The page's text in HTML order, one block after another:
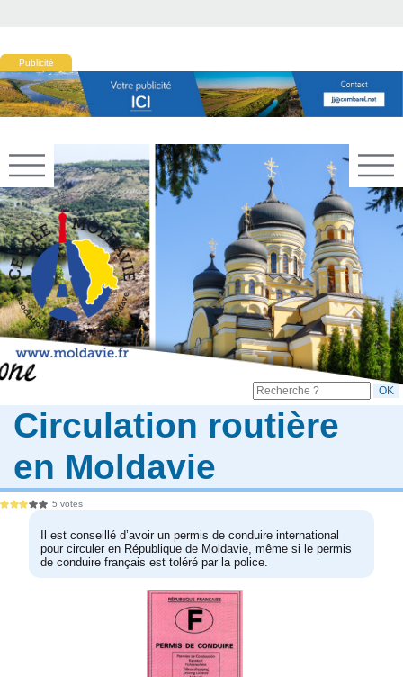
Publicité
Circulation routière
en Moldavie
5 votes
Il est conseillé d’avoir un permis de conduire international
pour circuler en République de Moldavie, même si le permis
de conduire français est toléré par la police.